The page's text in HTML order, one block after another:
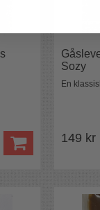
Sozy
En
149 kr